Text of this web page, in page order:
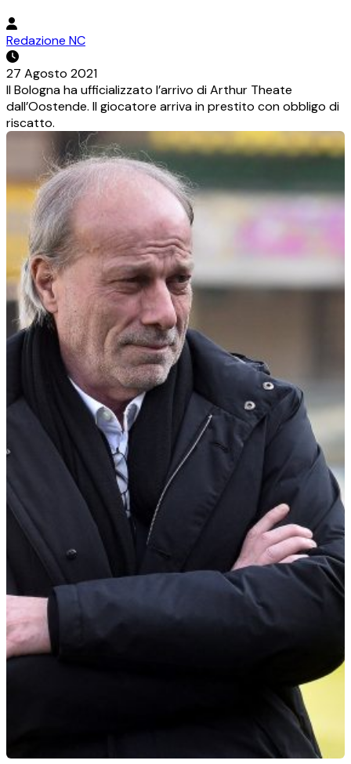
Redazione NC
27 Agosto 2021
Il Bologna ha ufficializzato l’arrivo di Arthur Theate
dall’Oostende. Il giocatore arriva in prestito con obbligo di
riscatto.